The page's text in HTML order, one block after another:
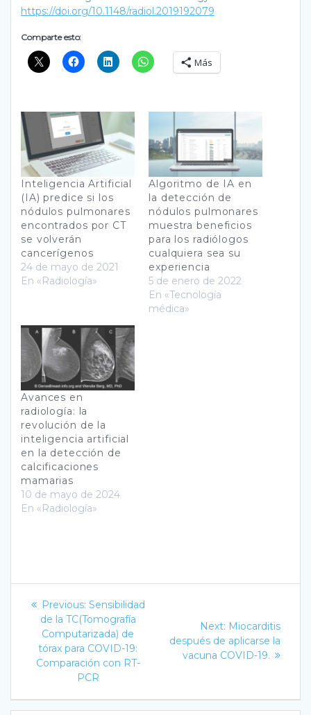
https://doi.org/10.1148/radiol.2019192079
Comparte esto:
Más
Inteligencia Artificial
(IA) predice si los
nódulos pulmonares
encontrados por CT
se volverán
cancerígenos
24 de mayo de 2021
En «Radiología»
Algoritmo de IA en
la detección de
nódulos pulmonares
muestra beneficios
para los radiólogos
cualquiera sea su
experiencia
5 de enero de 2022
En «Tecnología
médica»
Avances en
radiología: la
revolución de la
inteligencia artificial
en la detección de
calcificaciones
mamarias
10 de mayo de 2024
En «Radiología»
Navegación
entradas
Previous: Previous
post:
Sensibilidad
de la TC(Tomografía
Computarizada) de
tórax para COVID-19:
Comparación con RT-
PCR
Next: Next
post:
Miocarditis
después de aplicarse la
vacuna COVID-19.